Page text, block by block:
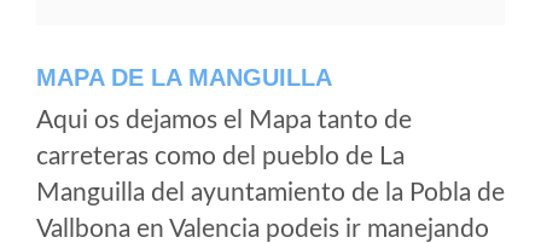
MAPA DE LA MANGUILLA
Aqui os dejamos el Mapa tanto de
carreteras como del pueblo de La
Manguilla del ayuntamiento de la Pobla de
Vallbona en Valencia podeis ir manejando